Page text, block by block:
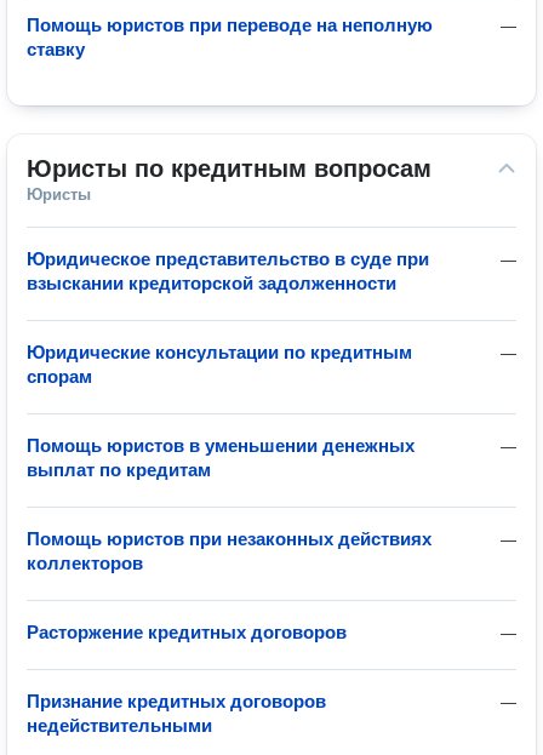
—
Помощь юристов при переводе на неполную
ставку
Юристы по кредитным вопросам
Юристы
—
Юридическое представительство в суде при
взыскании кредиторской задолженности
—
Юридические консультации по кредитным
спорам
—
Помощь юристов в уменьшении денежных
выплат по кредитам
—
Помощь юристов при незаконных действиях
коллекторов
—
Расторжение кредитных договоров
—
Признание кредитных договоров
недействительными